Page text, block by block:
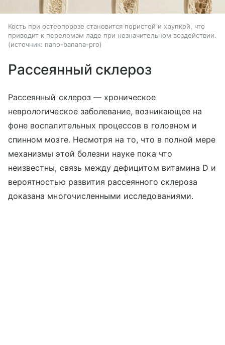
Кость при остеопорозе становится пористой и хрупкой, что
приводит к переломам ладе при незначительном воздействии.
источник: nano-banana-pro
Рассеянный склероз
Рассеянный склероз — хроническое
неврологическое заболевание, возникающее на
фоне воспалительных процессов в головном и
спинном мозге. Несмотря на то, что в полной мере
механизмы этой болезни науке пока что
неизвестны, связь между дефицитом витамина D и
вероятностью развития рассеянного склероза
доказана многочисленными исследованиями.